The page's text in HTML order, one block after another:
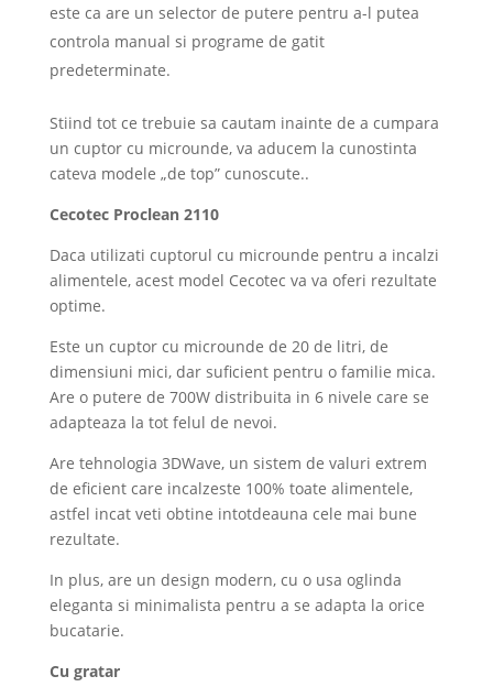
este ca are un selector de putere pentru a-l putea
controla manual si programe de gatit
predeterminate.
Stiind tot ce trebuie sa cautam inainte de a cumpara
un cuptor cu microunde, va aducem la cunostinta
cateva modele „de top” cunoscute..
Cecotec Proclean 2110
Daca utilizati cuptorul cu microunde pentru a incalzi
alimentele, acest model Cecotec va va oferi rezultate
optime.
Este un cuptor cu microunde de 20 de litri, de
dimensiuni mici, dar suficient pentru o familie mica.
Are o putere de 700W distribuita in 6 nivele care se
adapteaza la tot felul de nevoi.
Are tehnologia 3DWave, un sistem de valuri extrem
de eficient care incalzeste 100% toate alimentele,
astfel incat veti obtine intotdeauna cele mai bune
rezultate.
In plus, are un design modern, cu o usa oglinda
eleganta si minimalista pentru a se adapta la orice
bucatarie.
Cu gratar